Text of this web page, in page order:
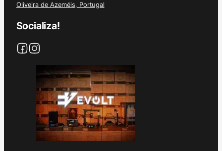
Oliveira de Azeméis, Portugal
Socializa!